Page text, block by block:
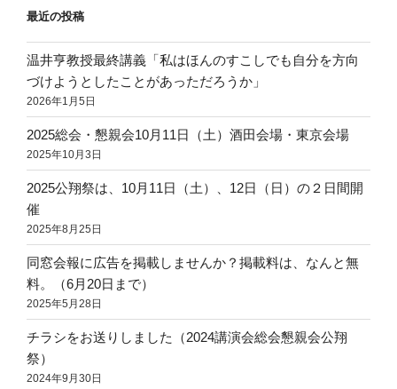
ブ
最近の投稿
温井亨教授最終講義「私はほんのすこしでも自分を方向
づけようとしたことがあっただろうか」
2026年1月5日
2025総会・懇親会10月11日（土）酒田会場・東京会場
2025年10月3日
2025公翔祭は、10月11日（土）、12日（日）の２日間開
催
2025年8月25日
同窓会報に広告を掲載しませんか？掲載料は、なんと無
料。（6月20日まで）
2025年5月28日
チラシをお送りしました（2024講演会総会懇親会公翔
祭）
2024年9月30日